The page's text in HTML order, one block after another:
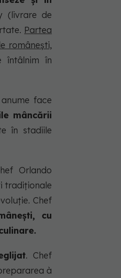
(livrare de
Partea
românești,
întâlnim în
face
mâncării
în stadiile
Orlando
tradiționale
Chef
cu
. Chef
à